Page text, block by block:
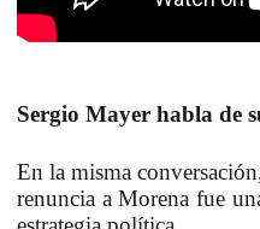
Sergio Mayer habla de
En la misma
renuncia a Morena fue